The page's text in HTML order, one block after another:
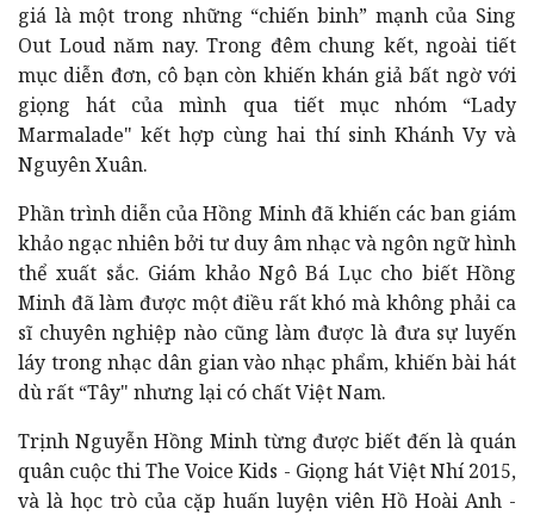
giá là một trong những “chiến binh” mạnh của Sing
Out Loud năm nay. Trong đêm chung kết, ngoài tiết
mục diễn đơn, cô bạn còn khiến khán giả bất ngờ với
giọng hát của mình qua tiết mục nhóm “Lady
Marmalade" kết hợp cùng hai thí sinh Khánh Vy và
Nguyên Xuân.
Phần trình diễn của Hồng Minh đã khiến các ban giám
khảo ngạc nhiên bởi tư duy âm nhạc và ngôn ngữ hình
thể xuất sắc. Giám khảo Ngô Bá Lục cho biết Hồng
Minh đã làm được một điều rất khó mà không phải ca
sĩ chuyên nghiệp nào cũng làm được là đưa sự luyến
láy trong nhạc dân gian vào nhạc phẩm, khiến bài hát
dù rất “Tây" nhưng lại có chất Việt Nam.
Trịnh Nguyễn Hồng Minh từng được biết đến là quán
quân cuộc thi The Voice Kids - Giọng hát Việt Nhí 2015,
và là học trò của cặp huấn luyện viên Hồ Hoài Anh -